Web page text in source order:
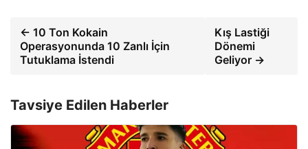
← 10 Ton Kokain
Operasyonunda 10 Zanlı İçin
Tutuklama İstendi
Kış Lastiği
Dönemi
Geliyor →
Tavsiye Edilen Haberler